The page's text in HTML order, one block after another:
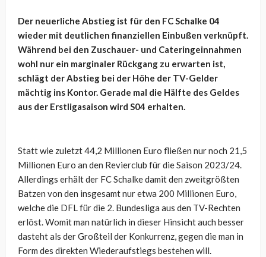
Der neuerliche Abstieg ist für den FC Schalke 04
wieder mit deutlichen finanziellen Einbußen verknüpft.
Während bei den Zuschauer- und Cateringeinnahmen
wohl nur ein marginaler Rückgang zu erwarten ist,
schlägt der Abstieg bei der Höhe der TV-Gelder
mächtig ins Kontor. Gerade mal die Hälfte des Geldes
aus der Erstligasaison wird S04 erhalten.
Statt wie zuletzt 44,2 Millionen Euro fließen nur noch 21,5
Millionen Euro an den Revierclub für die Saison 2023/24.
Allerdings erhält der FC Schalke damit den zweitgrößten
Batzen von den insgesamt nur etwa 200 Millionen Euro,
welche die DFL für die 2. Bundesliga aus den TV-Rechten
erlöst. Womit man natürlich in dieser Hinsicht auch besser
dasteht als der Großteil der Konkurrenz, gegen die man in
Form des direkten Wiederaufstiegs bestehen will.